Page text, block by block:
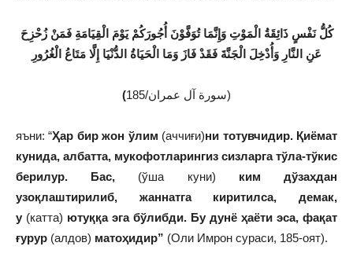
كُلُّ نَفْسٍ ذَائِقَةُ الْمَوْتِ وَإِنَّمَا تُوَفَّوْنَ أُجُورَكُمْ يَوْمَ الْقِيَامَةِ فَمَنْ زُحْزِحَ
عَنِ النَّارِ وَأُدْخِلَ الْجَنَّةَ فَقَدْ فَازَ وَمَا الْحَيَاةُ الدُّنْيَا إِلَّا مَتَاعُ الْغُرُورِ
( سورة آل عمران/185)
яъни: “Ҳар бир жон ўлим (аччиғи)ни тотувчидир. Қиёмат
кунида, албатта, мукофотларингиз сизларга тўла-тўкис
берилур. Бас, (ўша куни) ким дўзахдан
узоқлаштирилиб, жаннатга киритилса, демак,
у (катта) ютуққа эга бўлибди. Бу дунё ҳаёти эса, фақат
ғурур (алдов) матоҳидир” (Оли Имрон сураси, 185-оят).